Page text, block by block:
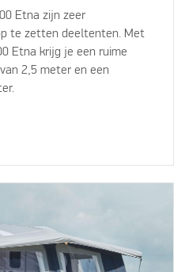
Etna zijn zeer
te zetten deeltenten. Met
Etna krijg je een ruime
2,5 meter en een